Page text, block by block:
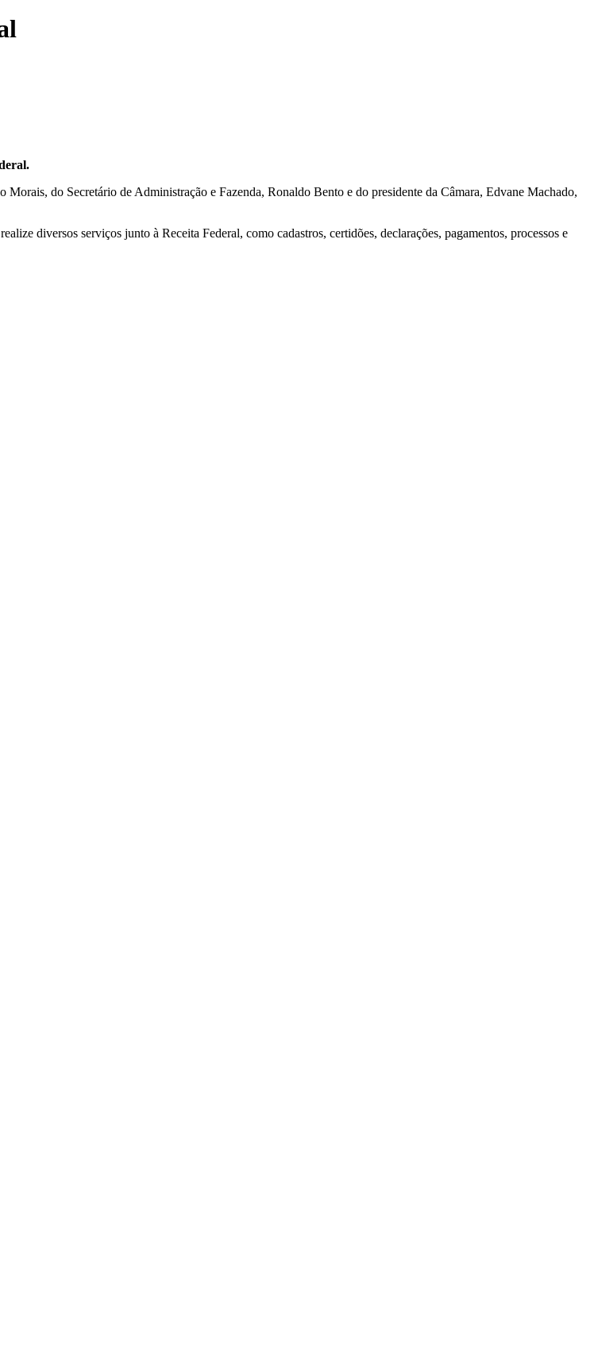
do Secretário de Administração e Fazenda, Ronaldo Bento e do presidente da Câmara, Edvane Machado,
diversos serviços junto à Receita Federal, como cadastros, certidões, declarações, pagamentos, processos e